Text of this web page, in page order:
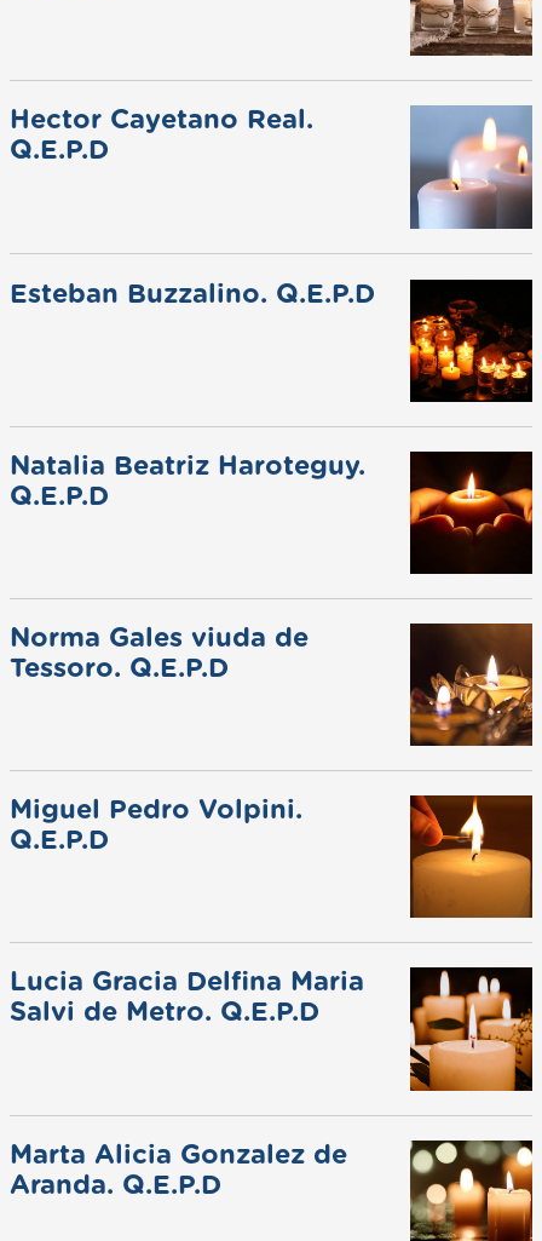
Hector Cayetano Real.
Q.E.P.D
Esteban Buzzalino. Q.E.P.D
Natalia Beatriz Haroteguy.
Q.E.P.D
Norma Gales viuda de
Tessoro. Q.E.P.D
Miguel Pedro Volpini.
Q.E.P.D
Lucia Gracia Delfina Maria
Salvi de Metro. Q.E.P.D
Marta Alicia Gonzalez de
Aranda. Q.E.P.D